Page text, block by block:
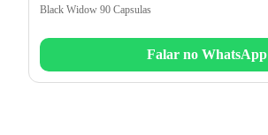
Black Widow 90 Capsulas
Falar no WhatsApp